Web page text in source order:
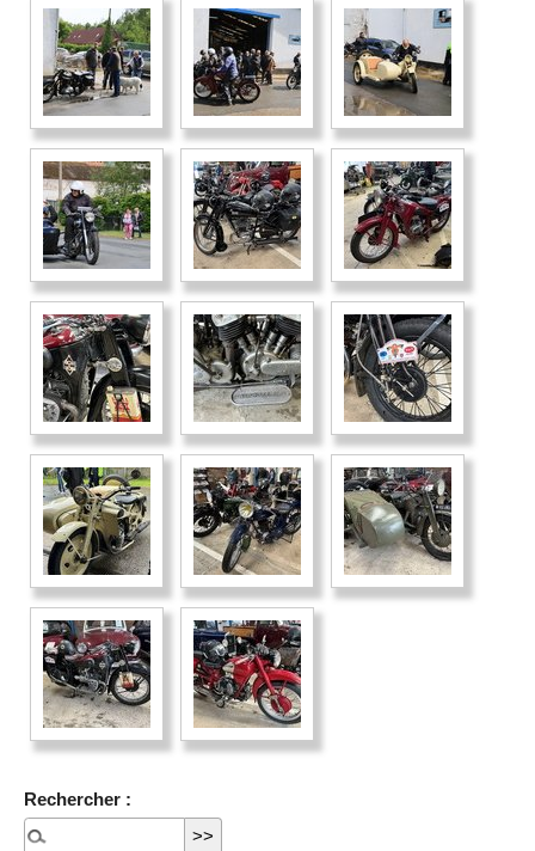
Rechercher :